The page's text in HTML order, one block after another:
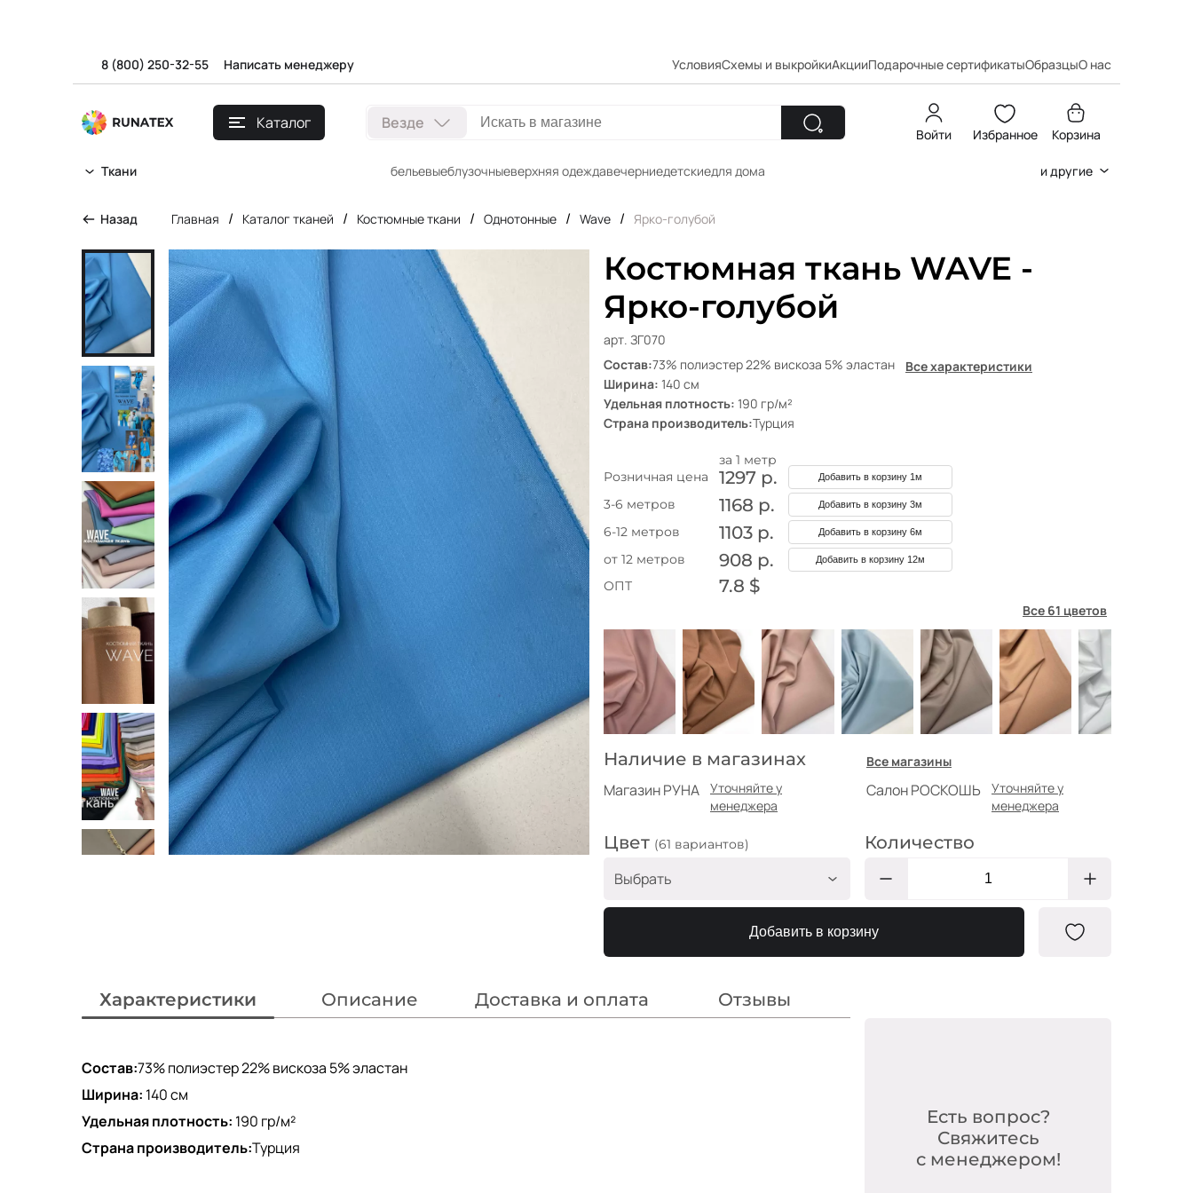
8 (800) 250-32-55 Написать менеджеру УсловияСхемы и выкройкиАкцииПодарочные сертификатыОбразцыО нас
Каталог Везде
Войти Избранное Корзина
Ткани бельевыеблузочныеверхняя одеждавечерниедетскиедля дома и другие
Назад Главная / Каталог тканей / Костюмные ткани / Однотонные / Wave / Ярко-голубой
Костюмная ткань WAVE -
Ярко-голубой
арт. ЗГ070
Состав:73% полиэстер 22% вискоза 5% эластан
Ширина: 140 см
Удельная плотность: 190 гр/м²
Страна производитель:Турция
Все характеристики
за 1 метр
Розничная цена
1297 р. Добавить в корзину 1м
3-6 метров 1168 р. Добавить в корзину 3м
6-12 метров 1103 р. Добавить в корзину 6м
от 12 метров 908 р. Добавить в корзину 12м
ОПТ 7.8 $
Все 61 цветов
Наличие в магазинах Все магазины
Магазин РУНА
Уточняйте у
менеджера
Салон РОСКОШЬ
Уточняйте у
менеджера
Цвет (61 вариантов)
Выбрать
Сиреневато-пудровый
ЗГ006
ЗГ018
Голубой
Количество
Добавить в корзину
Характеристики Описание Доставка и оплата Отзывы
Состав:73% полиэстер 22% вискоза 5% эластан
Ширина: 140 см
Удельная плотность: 190 гр/м²
Страна производитель:Турция
Есть вопрос?
Свяжитесь
с менеджером!